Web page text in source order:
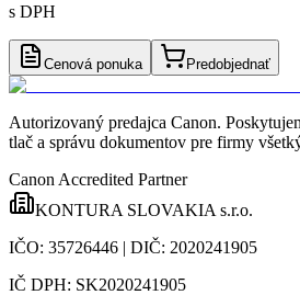
s DPH
Cenová ponuka Predobjednať
Autorizovaný predajca Canon.
tlač a správu dokumentov pre firmy
Canon Accredited Partner
KONTURA SLOVAKIA s.r.o.
IČO: 35726446 | DIČ: 2020241905
IČ DPH: SK2020241905